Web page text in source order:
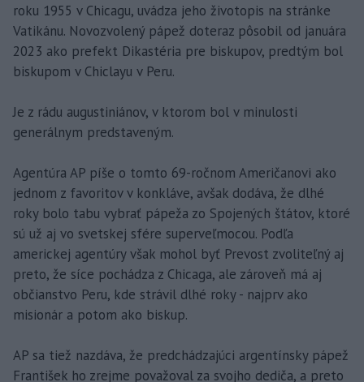
roku 1955 v Chicagu, uvádza jeho životopis na stránke
Vatikánu. Novozvolený pápež doteraz pôsobil od januára
2023 ako prefekt Dikastéria pre biskupov, predtým bol
biskupom v Chiclayu v Peru.
Je z rádu augustiniánov, v ktorom bol v minulosti
generálnym predstaveným.
Agentúra AP píše o tomto 69-ročnom Američanovi ako
jednom z favoritov v konkláve, avšak dodáva, že dlhé
roky bolo tabu vybrať pápeža zo Spojených štátov, ktoré
sú už aj vo svetskej sfére superveľmocou. Podľa
americkej agentúry však mohol byť Prevost zvoliteľný aj
preto, že síce pochádza z Chicaga, ale zároveň má aj
občianstvo Peru, kde strávil dlhé roky - najprv ako
misionár a potom ako biskup.
AP sa tiež nazdáva, že predchádzajúci argentínsky pápež
František ho zrejme považoval za svojho dediča, a preto